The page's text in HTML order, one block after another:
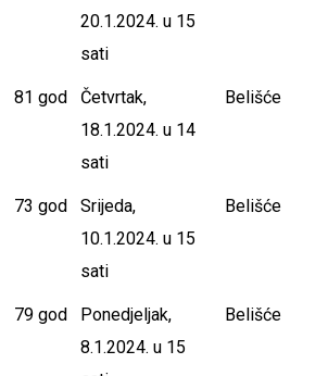
20.1.2024. u 15
sati
81 god
Četvrtak,
18.1.2024. u 14
sati
Belišće
73 god
Srijeda,
10.1.2024. u 15
sati
Belišće
79 god
Ponedjeljak,
8.1.2024. u 15
Belišće